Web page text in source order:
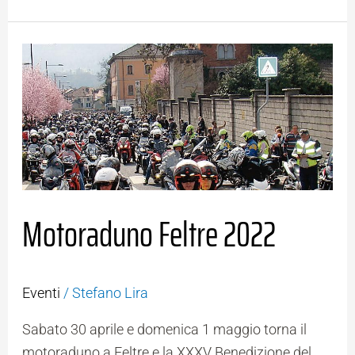
Motoraduno Feltre 2022
Eventi /Stefano Lira
Sabato 30 aprile e domenica 1 maggio torna il
Motoraduno
Feltre
2022